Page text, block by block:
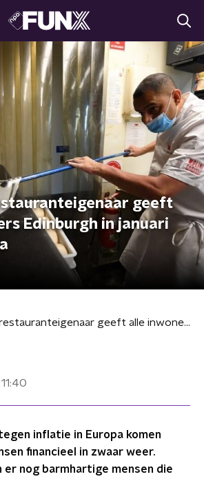
geeft
Edinburgh in januari
Schotse restauranteigenaar geeft alle inwoners Edinburgh in januari gratis pizza
11:40
inflatie in Europa komen
financieel in zwaar weer.
er nog barmhartige mensen die